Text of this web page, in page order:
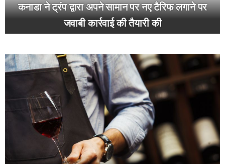
कनाडा ने ट्रंप द्वारा अपने सामान पर नए टैरिफ लगाने पर
जवाबी कार्रवाई की तैयारी की